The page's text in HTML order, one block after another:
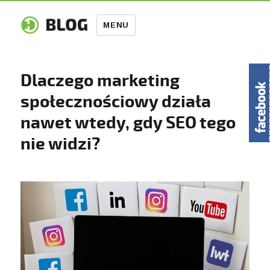
MENU
Dlaczego marketing
społecznościowy działa
nawet wtedy, gdy SEO tego
nie widzi?